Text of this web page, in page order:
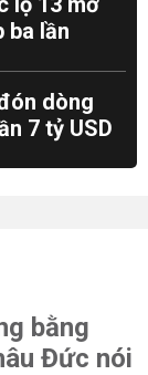
ba lần
dòng
7 tỷ USD
bằng
Đức nói